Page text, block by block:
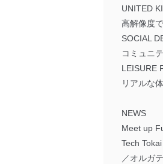
UNITED
高解像度
SOCIAL
コミュニ
LEISURE
リアルな
NEWS
Meet up
Tech
／オルガ